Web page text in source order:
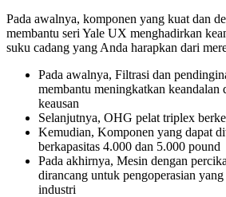
Pada awalnya, komponen yang kuat dan
membantu seri Yale UX menghadirkan
suku cadang yang Anda harapkan dari
Pada awalnya, Filtrasi dan
membantu meningkatkan keandalan
keausan
Selanjutnya, OHG pelat triplex
Kemudian, Komponen yang dapat
berkapasitas 4.000 dan 5.000 pound
Pada akhirnya, Mesin dengan
dirancang untuk pengoperasian
industri